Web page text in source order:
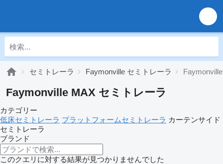
セミトレーラ Faymonville セミトレーラ
Faymonville MAX セミトレーラ
カテゴリー
低床セミトレーラ プラットフォームセミトレーラ カーテンサイド
セミトレーラ
ブランド
このクエリに対する結果が見つかりませんでした